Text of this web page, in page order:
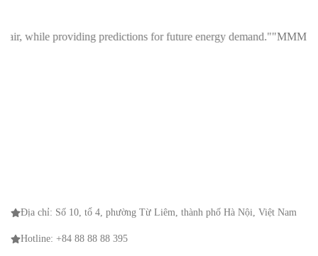
predictions for future energy demand.""MMM Smart Reader
Địa chỉ: Số 10, tổ 4, phường Từ Liêm, thành phố Hà Nội, Việt Nam
Hotline: +84 88 88 88 395